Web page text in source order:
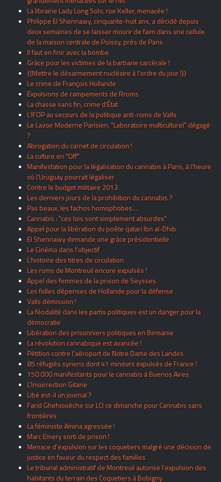
La librairie Lady Long Solo, rue Keller, menacée !
Philippe El Shennawy, cinquante-huit ans, a décidé depuis
deux semaines de se laisser mourir de faim dans une cellule
de la maison centrale de Poissy, près de Paris
Il faut en finir avec la bombe
Grâce pour les victimes de la barbarie carcérale !
{{Mettre le désarmement nucléaire à l’ordre du jour !}}
Le crime de François Hollande
Expulsions de campements de Rroms
La chasse sans fin, crime d’État
L’IFOP au secours de la politique anti-roms de Valls
Le Lavoir Moderne Parisien, "Laboratoire multiculturel" dégagé
?
Abrogation du carnet de circulation !
La culture en "Off"
Manifestation pour la légalisation du cannabis à Paris, à l’heure
où l’Uruguay pourrait légaliser
Contre le budget militaire 2013
Les derniers jours de la prohibition du cannabis ?
Pas beaux, les fachos homophobes…
Cannabis : "ces lois sont simplement absurdes"
Appel pour la libération du poète qatari Ibn al-Dhib
El Shennawy demande une grâce présidentielle
Le Cinéma dans l’objectif
L’histoire des titres de circulation
Les roms de Montreuil encore expulsés !
Appel des femmes de la prison de Seysses.
Les folles dépenses de Hollande pour la défense
Valls démission !
La féodalité dans les partis politiques est un danger pour la
démocratie
Libération des prisonniers politiques en Birmanie
La révolution cannabique est avancée !
Pétition contre l’aéroport de Notre Dame des Landes
85 réfugiés syriens dont 41 mineurs expulsés de France !
150 000 manifestants pour le cannabis à Buenos Aires
L’Insurrection Gitane
Libé est-il un journal ?
Farid Ghehiouèche sur LCI ce dimanche pour Cannabis sans
frontières
La féministe Amina agressée !
Marc Emery sorti de prison !
Menace d’expulsion sur les coquetiers malgré une décision de
justice en faveur du respect des familles
Le tribunal administratif de Montreuil autorise l’expulsion des
habitants du terrain des Coquetiers à Bobigny.